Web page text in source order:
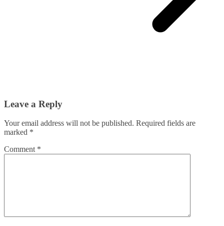
Leave a Reply
Your email address will not be published. Required fields are
marked *
Comment *